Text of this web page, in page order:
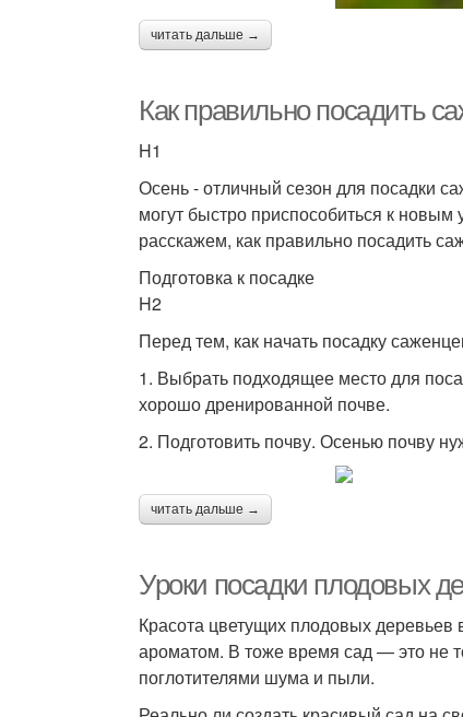
читать дальше →
Как правильно посадить
H1
Осень - отличный сезон для посадки
могут быстро приспособиться к
расскажем, как правильно посадить
Подготовка к посадке
H2
Перед тем, как начать посадку
1. Выбрать подходящее место для
хорошо дренированной почве.
2. Подготовить почву. Осенью почву
читать дальше →
Уроки посадки плодовых
Красота цветущих плодовых
ароматом. В тоже время сад — это не
поглотителями шума и пыли.